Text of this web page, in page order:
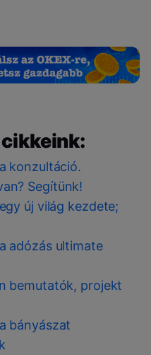
konzultáció.
Segítünk!
új világ kezdete;
adózás ultimate
bemutatók, projekt
bányászat